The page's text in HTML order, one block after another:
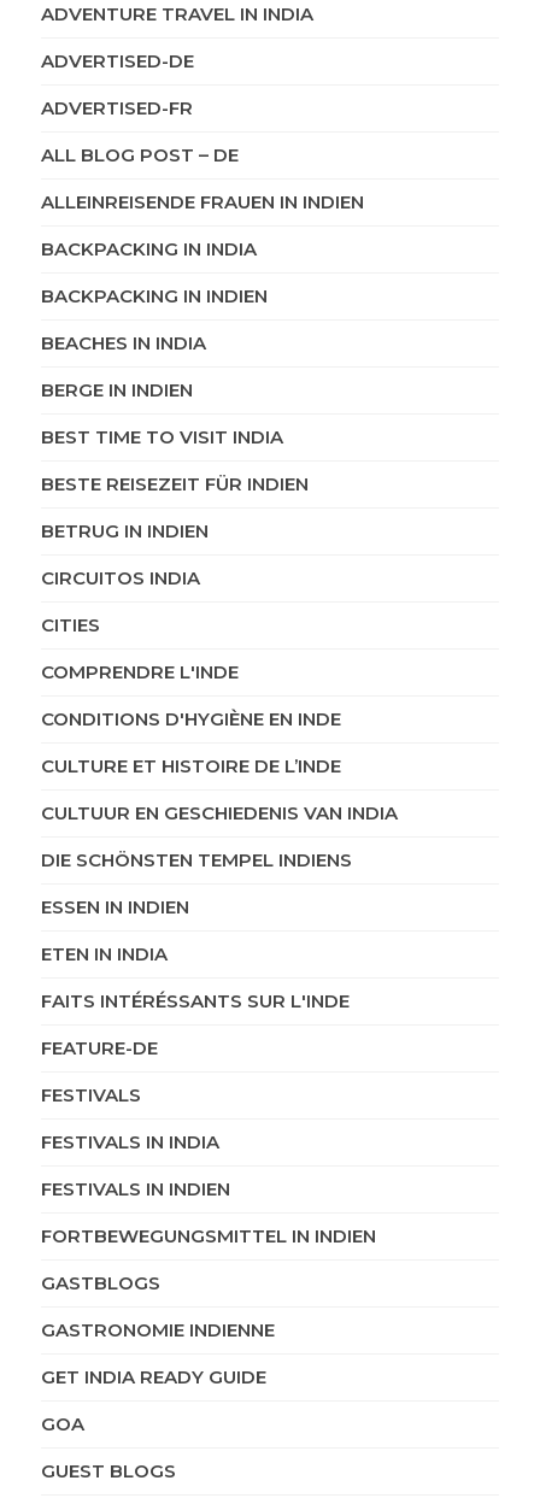
ADVENTURE TRAVEL IN INDIA
ADVERTISED-DE
ADVERTISED-FR
ALL BLOG POST – DE
ALLEINREISENDE FRAUEN IN INDIEN
BACKPACKING IN INDIA
BACKPACKING IN INDIEN
BEACHES IN INDIA
BERGE IN INDIEN
BEST TIME TO VISIT INDIA
BESTE REISEZEIT FÜR INDIEN
BETRUG IN INDIEN
CIRCUITOS INDIA
CITIES
COMPRENDRE L'INDE
CONDITIONS D'HYGIÈNE EN INDE
CULTURE ET HISTOIRE DE L’INDE
CULTUUR EN GESCHIEDENIS VAN INDIA
DIE SCHÖNSTEN TEMPEL INDIENS
ESSEN IN INDIEN
ETEN IN INDIA
FAITS INTÉRÉSSANTS SUR L'INDE
FEATURE-DE
FESTIVALS
FESTIVALS IN INDIA
FESTIVALS IN INDIEN
FORTBEWEGUNGSMITTEL IN INDIEN
GASTBLOGS
GASTRONOMIE INDIENNE
GET INDIA READY GUIDE
GOA
GUEST BLOGS